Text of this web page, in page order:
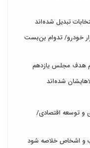
تبدیل شده‌اند
خودرو/ تدوام بن‌بست
هدف مجلس‌ یازدهم
شده‌اند
و توسعه اقتصادی/
و اشخاص خلاصه شود